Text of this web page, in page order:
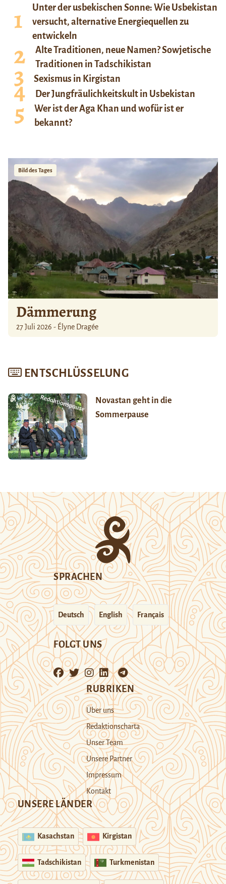
Unter der usbekischen Sonne: Wie Usbekistan
versucht, alternative Energiequellen zu
entwickeln
Alte Traditionen, neue Namen? Sowjetische
Traditionen in Tadschikistan
Sexismus in Kirgistan
Der Jungfräulichkeitskult in Usbekistan
Wer ist der Aga Khan und wofür ist er
bekannt?
Bild des Tages
Dämmerung
27 Juli 2026 - Élyne Dragée
ENTSCHLÜSSELUNG
Novastan geht in die
Sommerpause
SPRACHEN
Deutsch English Français
FOLGT UNS
RUBRIKEN
Über uns
Redaktionscharta
Unser Team
Unsere Partner
Impressum
Kontakt
UNSERE LÄNDER
Kasachstan Kirgistan
Tadschikistan Turkmenistan